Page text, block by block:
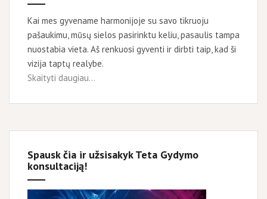
Kai mes gyvename harmonijoje su savo tikruoju
pašaukimu, mūsų sielos pasirinktu keliu, pasaulis tampa
nuostabia vieta. Aš renkuosi gyventi ir dirbti taip, kad ši
vizija taptų realybe.
Skaityti daugiau...
Spausk čia ir užsisakyk Teta Gydymo
konsultaciją!